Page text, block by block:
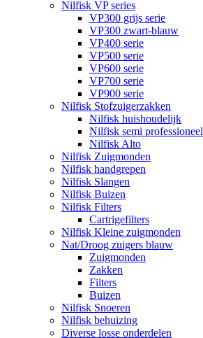
Nilfisk VP series
VP300 grijs serie
VP300 zwart-blauw
VP400 serie
VP500 serie
VP600 serie
VP700 serie
VP900 serie
Nilfisk Stofzuigerzakken
Nilfisk huishoudelijk
Nilfisk semi professioneel
Nilfisk Alto
Nilfisk Zuigmonden
Nilfisk handgrepen
Nilfisk Slangen
Nilfisk Buizen
Nilfisk Filters
​Cartrigefilters
Nilfisk Kleine zuigmonden
Nat/Droog zuigers blauw
Zuigmonden
Zakken
Filters
Buizen
Nilfisk Snoeren
Nilfisk behuizing
Diverse losse onderdelen